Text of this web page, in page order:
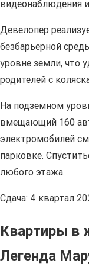
видеонаблюдения
Девелопер
безбарьерной
уровне земли, что
родителей с
На подземном
вмещающий 160
электромобилей
парковке.
любого этажа.
Сдача: 4 квартал
Квартиры в
Легенда